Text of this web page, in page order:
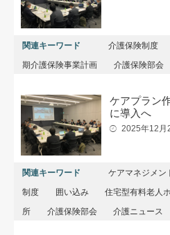
関連キーワード 介護保険制度
期介護保険事業計画
介護保険部会
ケアプラン
に導入へ
2025年12月
関連キーワード ケアマネジメン
制度
囲い込み 住宅型有料老人
所
介護保険部会 介護ニュース